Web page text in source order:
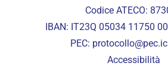
Codice ATECO:
IBAN: IT23Q 05034 11750
PEC:
Accessibilità